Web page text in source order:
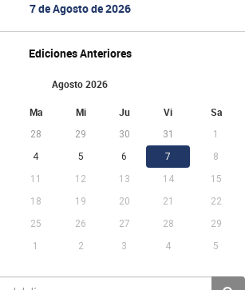
7 de Agosto de 2026
Ediciones Anteriores
Agosto 2026
Ma Mi Ju Vi Sa
28 29 30 31
1
4 5 6 7
8
11 12 13 14
15
18 19 20 21
22
25 26 27 28
29
1 2 3 4 5